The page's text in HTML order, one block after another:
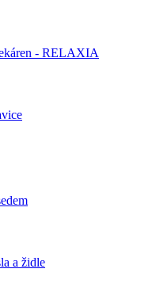
- RELAXIA
a židle